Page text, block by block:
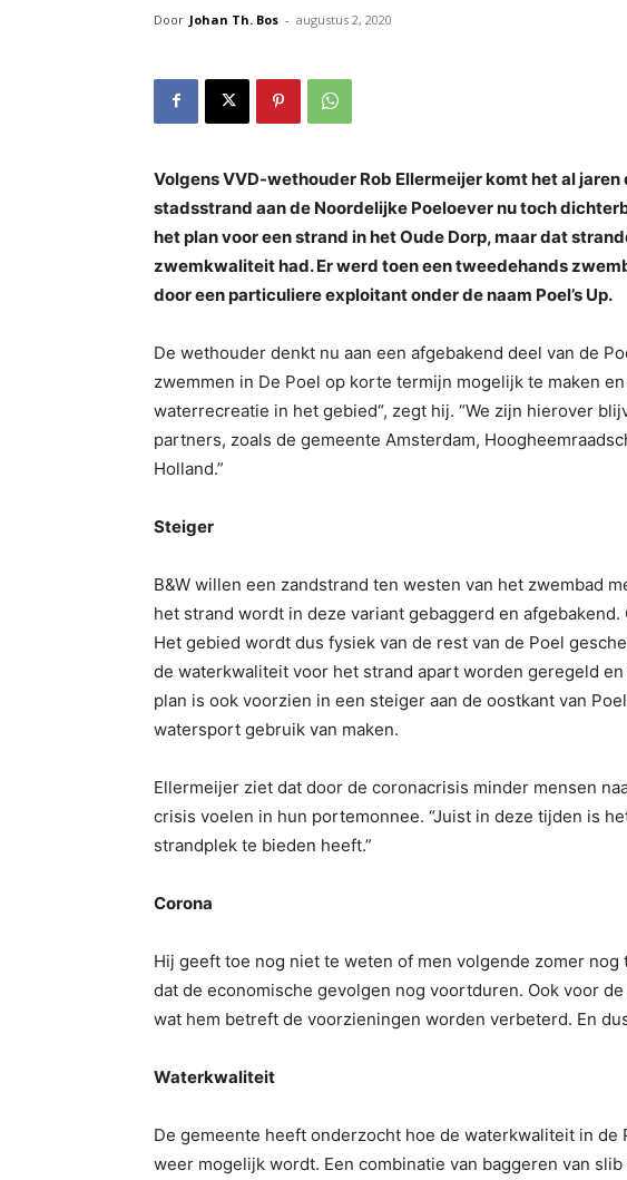
Door Johan Th. Bos - augustus 2, 2020
Volgens VVD-wethouder Rob Ellermeijer komt het al
stadsstrand aan de Noordelijke Poeloever nu toch
het plan voor een strand in het Oude Dorp, maar dat
zwemkwaliteit had. Er werd toen een tweedehands
door een particuliere exploitant onder de naam Poel’s Up.
De wethouder denkt nu aan een afgebakend deel van de
zwemmen in De Poel op korte termijn mogelijk te maken
waterrecreatie in het gebied“, zegt hij. “We zijn hierover
partners, zoals de gemeente Amsterdam,
Holland.”
Steiger
B&W willen een zandstrand ten westen van het zwembad
het strand wordt in deze variant gebaggerd en afgebakend.
Het gebied wordt dus fysiek van de rest van de Poel
de waterkwaliteit voor het strand apart worden geregeld
plan is ook voorzien in een steiger aan de oostkant van
watersport gebruik van maken.
Ellermeijer ziet dat door de coronacrisis minder mensen
crisis voelen in hun portemonnee. “Juist in deze tijden is
strandplek te bieden heeft.”
Corona
Hij geeft toe nog niet te weten of men volgende zomer nog
dat de economische gevolgen nog voortduren. Ook voor
wat hem betreft de voorzieningen worden verbeterd. En
Waterkwaliteit
De gemeente heeft onderzocht hoe de waterkwaliteit in
weer mogelijk wordt. Een combinatie van baggeren van